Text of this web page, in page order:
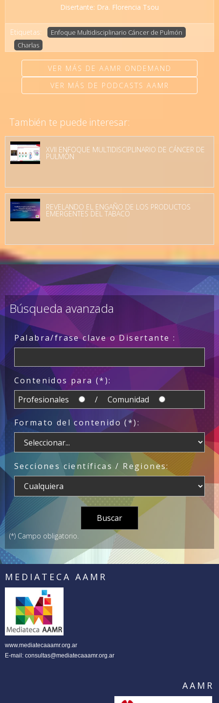
Disertante: Dra. Florencia Tsou
Etiquetas:
Enfoque Multidisciplinario Cáncer de Pulmón
Charlas
VER MÁS DE AAMR ONDEMAND
VER MÁS DE PODCASTS AAMR
También te puede interesar:
XVII ENFOQUE MULTIDISCIPLINARIO DE CÁNCER DE
PULMÓN
REVELANDO EL ENGAÑO DE LOS PRODUCTOS
EMERGENTES DEL TABACO
Búsqueda avanzada
Palabra/frase clave o Disertante :
Contenidos para (*):
Profesionales
/ Comunidad
Formato del contenido (*):
Secciones científicas / Regiones:
(*) Campo obligatorio.
MEDIATECA AAMR
www.mediatecaaamr.org.ar
E-mail: consultas@mediatecaaamr.org.ar
AAMR